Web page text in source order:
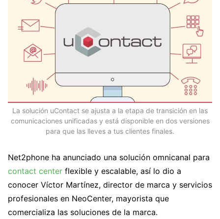
La solución uContact se ajusta a la etapa de transición en las
comunicaciones unificadas y está disponible en dos versiones
para que las lleves a tus clientes finales.
Net2phone ha anunciado una solución omnicanal para
contact center flexible y escalable, así lo dio a
conocer Víctor Martínez, director de marca y servicios
profesionales en NeoCenter, mayorista que
comercializa las soluciones de la marca.